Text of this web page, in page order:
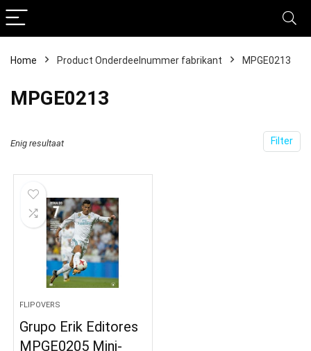
Home Product Onderdeelnummer fabrikant ‎MPGE0213
‎MPGE0213
Filter
Enig resultaat
FLIPOVERS
Grupo Erik Editores
MPGE0205 Mini-